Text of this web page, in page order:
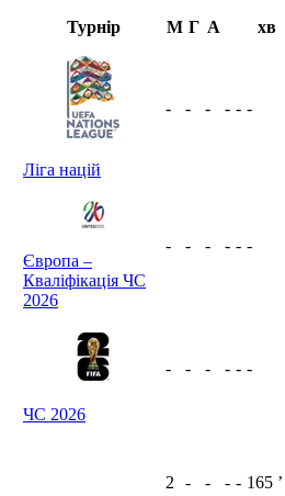
Турнір М Г А хв
Ліга націй
- - - - - -
Європа –
Кваліфікація ЧС
2026
- - - - - -
ЧС 2026
- - - - - -
2 - - - - 165 ʼ